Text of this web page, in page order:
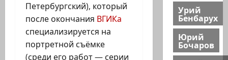
Петербургский), который
после окончания ВГИКа
специализируется на
портретной съёмке
(среди его работ — серии
Урий
Бенбарух
Юрий
Бочаров